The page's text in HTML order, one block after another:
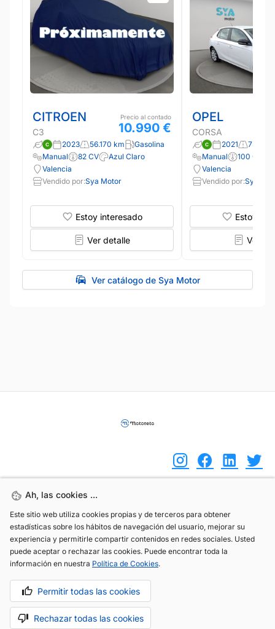
CITROEN
C3
Precio al contado
10.990 €
2023 56.170 km
Gasolina
Manual
82 CV
Azul Claro
Valencia
Vendido por:Sya Motor
Estoy interesado
Ver detalle
OPEL
CORSA
2021
73.943
Manual
100 CV
Valencia
Vendido por:Sya
Estoy
Ver
Ver catálogo de Sya Motor
Ah, las cookies ...
Este sitio web utiliza cookies propias y de terceros para obtener
estadísticas sobre los hábitos de navegación del usuario, mejorar su
experiencia y permitirle compartir contenidos en redes sociales. Usted
puede aceptar o rechazar las cookies. Puede encontrar toda la
información en nuestra Política de Cookies.
Permitir todas las cookies
Rechazar todas las cookies
Ah, las cookies ...
Este sitio web utiliza cookies propias y de terceros para obtener
estadísticas sobre los hábitos de navegación del usuario, mejorar su
experiencia y permitirle compartir contenidos en redes sociales. Usted
puede aceptar o rechazar las cookies. Puede encontrar toda la
información en nuestra Política de Cookies.
Permitir todas las cookies
Rechazar todas las cookies
info@motoreto.com
Aviso legal